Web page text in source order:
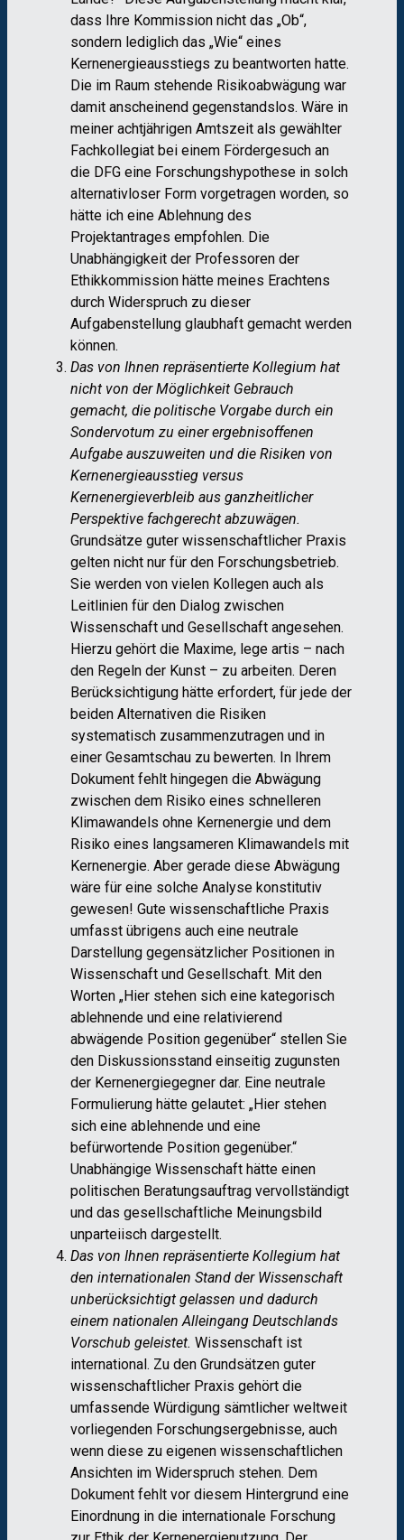
dass Ihre Kommission nicht das „Ob“,
sondern lediglich das „Wie“ eines
Kernenergie​ausstiegs zu beantworten hatte.
Die im Raum stehende Risikoabwägung war
damit anscheinend gegenstandslos. Wäre in
meiner achtjährigen Amtszeit als gewählter
Fachkollegiat bei einem Fördergesuch an
die DFG eine Forschungshypothese in solch
alternativ​loser Form vorgetragen worden, so
hätte ich eine Ablehnung des
Projektantrages empfohlen. Die
Unabhängigkeit der Professoren der
Ethikkommission hätte meines Erachtens
durch Widerspruch zu dieser
Aufgabenstellung glaubhaft gemacht werden
können.
Das von Ihnen repräsentierte Kollegium hat
nicht von der Möglichkeit Gebrauch
gemacht, die politische Vorgabe durch ein
Sondervotum zu einer ergebnisoffenen
Aufgabe auszuweiten und die Risiken von
Kernenergieausstieg versus
Kernenergieverbleib aus ganzheitlicher
Perspektive fachgerecht abzuwägen.
Grundsätze guter wissenschaftlicher Praxis
gelten nicht nur für den Forschungs​​betrieb.
Sie werden von vielen Kollegen auch als
Leitlinien für den Dialog zwischen
Wissenschaft und Gesellschaft angesehen.
Hierzu gehört die Maxime, lege artis – nach
den Regeln der Kunst – zu arbeiten. Deren
Berücksichtigung hätte erfordert, für jede der
beiden Alternativen die Risiken
systematisch zusammenzutragen und in
einer Gesamtschau zu bewerten. In Ihrem
Dokument fehlt hingegen die Abwägung
zwischen dem Risiko eines schnelleren
Klimawandels ohne Kernenergie und dem
Risiko eines langsameren Klimawandels mit
Kernenergie. Aber gerade diese Abwägung
wäre für eine solche Analyse konstitutiv
gewesen! Gute wissenschaftliche Praxis
umfasst übrigens auch eine neutrale
Darstellung gegensätzlicher Positionen in
Wissenschaft und Gesellschaft. Mit den
Worten „Hier stehen sich eine kategorisch
ablehnende und eine relativierend
abwägende Position gegenüber“ stellen Sie
den Diskussionsstand einseitig zugunsten
der Kernenergiegegner dar. Eine neutrale
Formulierung hätte gelautet: „Hier stehen
sich eine ablehnende und eine
befürwortende Position gegenüber.“
Unabhängige Wissenschaft hätte einen
politischen Beratungsauftrag vervollständigt
und das gesellschaftliche Meinungsbild
unparteiisch dargestellt.
Das von Ihnen repräsentierte Kollegium hat
den internationalen Stand der Wissenschaft
unberücksichtigt gelassen und dadurch
einem nationalen Alleingang Deutschlands
Vorschub geleistet. Wissenschaft ist
international. Zu den Grundsätzen guter
wissenschaftlicher Praxis gehört die
umfassende Würdigung sämtlicher weltweit
vorliegenden Forschungsergebnisse, auch
wenn diese zu eigenen wissenschaftlichen
Ansichten im Widerspruch stehen. Dem
Dokument fehlt vor diesem Hintergrund eine
Einordnung in die internationale Forschung